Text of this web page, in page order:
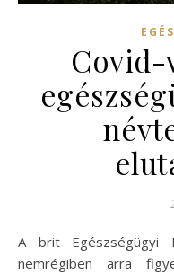
Covid-
A brit Egészségügyi Biztonsági Ügynökség (UKHSA)
nemrégiben arra